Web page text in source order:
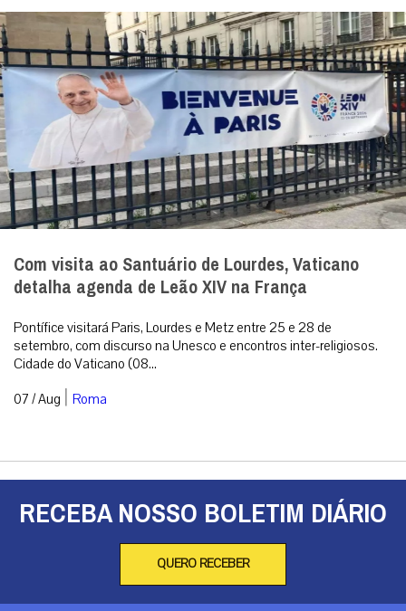
Com visita ao Santuário de Lourdes, Vaticano
detalha agenda de Leão XIV na França
Pontífice visitará Paris, Lourdes e Metz entre 25 e 28 de
setembro, com discurso na Unesco e encontros inter-religiosos.
Cidade do Vaticano (08...
07 / Aug | Roma
RECEBA NOSSO BOLETIM DIÁRIO
QUERO RECEBER